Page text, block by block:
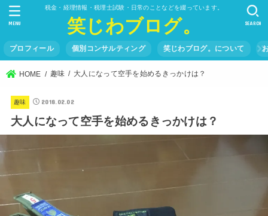
税金・経理情報・税理士試験・日常のことなどを綴っています。
笑じわブログ。
プロフィール 個別コンサルティング 笑じわブログ。について
SEARCH
MENU
HOME 趣味 大人になって空手を始めるきっかけは？
趣味 2018.02.02
大人になって空手を始めるきっかけは？